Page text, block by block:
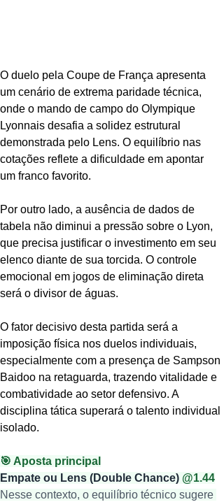
O duelo pela Coupe de França apresenta
um cenário de extrema paridade técnica,
onde o mando de campo do Olympique
Lyonnais desafia a solidez estrutural
demonstrada pelo Lens. O equilíbrio nas
cotações reflete a dificuldade em apontar
um franco favorito.
Por outro lado, a ausência de dados de
tabela não diminui a pressão sobre o Lyon,
que precisa justificar o investimento em seu
elenco diante de sua torcida. O controle
emocional em jogos de eliminação direta
será o divisor de águas.
O fator decisivo desta partida será a
imposição física nos duelos individuais,
especialmente com a presença de Sampson
Baidoo na retaguarda, trazendo vitalidade e
combatividade ao setor defensivo. A
disciplina tática superará o talento individual
isolado.
🎯 Aposta principal
Empate ou Lens (Double Chance) @1.44
Nesse contexto, o equilíbrio técnico sugere